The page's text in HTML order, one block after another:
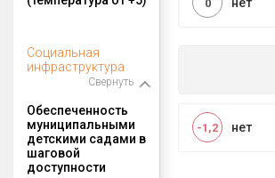
нет
0
Социальная
инфраструктура
Свернуть
Обеспеченность
муниципальными
детскими садами в
шаговой
доступности
нет
-1,2